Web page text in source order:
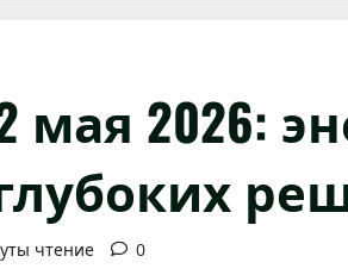
мая 2026:
чтение 0